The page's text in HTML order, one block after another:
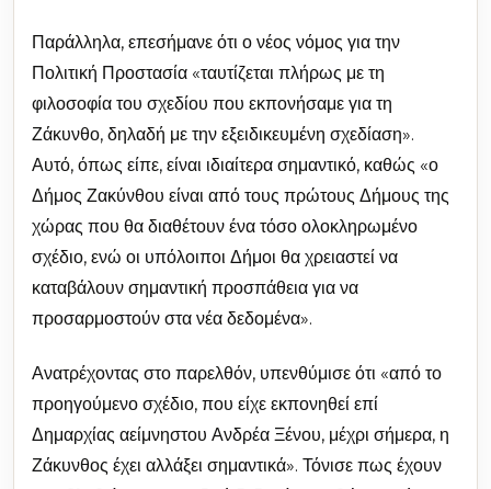
Παράλληλα, επεσήμανε ότι ο νέος νόμος για την
Πολιτική Προστασία «ταυτίζεται πλήρως με τη
φιλοσοφία του σχεδίου που εκπονήσαμε για τη
Ζάκυνθο, δηλαδή με την εξειδικευμένη σχεδίαση».
Αυτό, όπως είπε, είναι ιδιαίτερα σημαντικό, καθώς «ο
Δήμος Ζακύνθου είναι από τους πρώτους Δήμους της
χώρας που θα διαθέτουν ένα τόσο ολοκληρωμένο
σχέδιο, ενώ οι υπόλοιποι Δήμοι θα χρειαστεί να
καταβάλουν σημαντική προσπάθεια για να
προσαρμοστούν στα νέα δεδομένα».
Ανατρέχοντας στο παρελθόν, υπενθύμισε ότι «από το
προηγούμενο σχέδιο, που είχε εκπονηθεί επί
Δημαρχίας αείμνηστου Ανδρέα Ξένου, μέχρι σήμερα, η
Ζάκυνθος έχει αλλάξει σημαντικά». Τόνισε πως έχουν